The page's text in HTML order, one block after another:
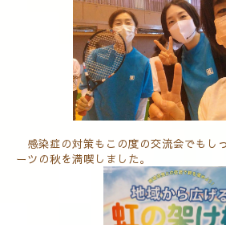
感染症の対策もこの度の交流会でもし
ーツの秋を満喫しました。